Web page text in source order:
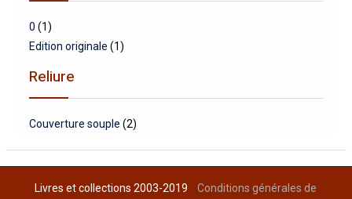
0 (1)
Edition originale (1)
Reliure
Couverture souple (2)
Livres et collections 2003-2019Conditions générales de